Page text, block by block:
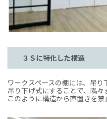
３Ｓに特化した構造
ワークスペースの棚には、吊り
吊り下げ式にすることで、隅々
このように構造から直置きを禁